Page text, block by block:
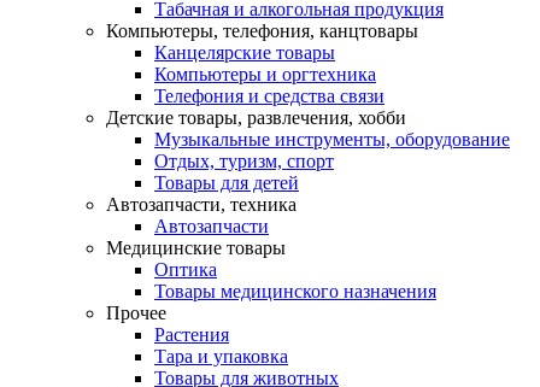
Табачная и алкогольная продукция
Компьютеры, телефония, канцтовары
Канцелярские товары
Компьютеры и оргтехника
Телефония и средства связи
Детские товары, развлечения, хобби
Музыкальные инструменты, оборудование
Отдых, туризм, спорт
Товары для детей
Автозапчасти, техника
Автозапчасти
Медицинские товары
Оптика
Товары медицинского назначения
Прочее
Растения
Тара и упаковка
Товары для животных